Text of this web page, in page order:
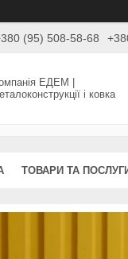
(95) 508-58-68
ЕДЕМ |
і ковка
ТОВАРИ ТА